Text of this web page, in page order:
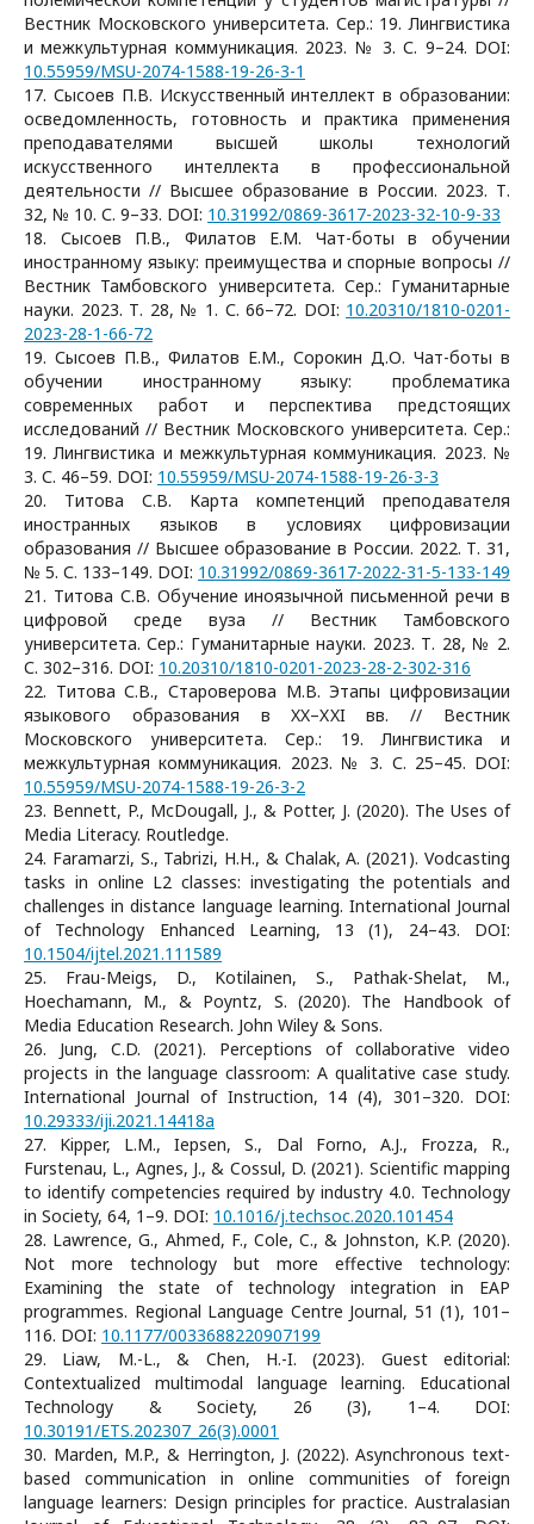
Вестник Московского университета. Сер.: 19. Лингвистика
и межкультурная коммуникация. 2023. № 3. С. 9–24. DOI:
10.55959/MSU-2074-1588-19-26-3-1
17. Сысоев П.В. Искусственный интеллект в образовании:
осведомленность, готовность и практика применения
преподавателями высшей школы технологий
искусственного интеллекта в профессиональной
деятельности // Высшее образование в России. 2023. Т.
32, № 10. С. 9–33. DOI: 10.31992/0869-3617-2023-32-10-9-33
18. Сысоев П.В., Филатов Е.М. Чат-боты в обучении
иностранному языку: преимущества и спорные вопросы //
Вестник Тамбовского университета. Сер.: Гуманитарные
науки. 2023. Т. 28, № 1. С. 66–72. DOI: 10.20310/1810-0201-
2023-28-1-66-72
19. Сысоев П.В., Филатов Е.М., Сорокин Д.О. Чат-боты в
обучении иностранному языку: проблематика
современных работ и перспектива предстоящих
исследований // Вестник Московского университета. Сер.:
19. Лингвистика и межкультурная коммуникация. 2023. №
3. С. 46–59. DOI: 10.55959/MSU-2074-1588-19-26-3-3
20. Титова С.В. Карта компетенций преподавателя
иностранных языков в условиях цифровизации
образования // Высшее образование в России. 2022. Т. 31,
№ 5. С. 133–149. DOI: 10.31992/0869-3617-2022-31-5-133-149
21. Титова С.В. Обучение иноязычной письменной речи в
цифровой среде вуза // Вестник Тамбовского
университета. Сер.: Гуманитарные науки. 2023. Т. 28, № 2.
С. 302–316. DOI: 10.20310/1810-0201-2023-28-2-302-316
22. Титова С.В., Староверова М.В. Этапы цифровизации
языкового образования в XX–XXI вв. // Вестник
Московского университета. Сер.: 19. Лингвистика и
межкультурная коммуникация. 2023. № 3. С. 25–45. DOI:
10.55959/MSU-2074-1588-19-26-3-2
23. Bennett, P., McDougall, J., & Potter, J. (2020). The Uses of
Media Literacy. Routledge.
24. Faramarzi, S., Tabrizi, H.H., & Chalak, A. (2021). Vodcasting
tasks in online L2 classes: investigating the potentials and
challenges in distance language learning. International Journal
of Technology Enhanced Learning, 13 (1), 24–43. DOI:
10.1504/ijtel.2021.111589
25. Frau-Meigs, D., Kotilainen, S., Pathak-Shelat, M.,
Hoechamann, M., & Poyntz, S. (2020). The Handbook of
Media Education Research. John Wiley & Sons.
26. Jung, C.D. (2021). Perceptions of collaborative video
projects in the language classroom: A qualitative case study.
International Journal of Instruction, 14 (4), 301–320. DOI:
10.29333/iji.2021.14418a
27. Kipper, L.M., Iepsen, S., Dal Forno, A.J., Frozza, R.,
Furstenau, L., Agnes, J., & Cossul, D. (2021). Scientific mapping
to identify competencies required by industry 4.0. Technology
in Society, 64, 1–9. DOI: 10.1016/j.techsoc.2020.101454
28. Lawrence, G., Ahmed, F., Cole, C., & Johnston, K.P. (2020).
Not more technology but more effective technology:
Examining the state of technology integration in EAP
programmes. Regional Language Centre Journal, 51 (1), 101–
116. DOI: 10.1177/0033688220907199
29. Liaw, M.-L., & Chen, H.-I. (2023). Guest editorial:
Contextualized multimodal language learning. Educational
Technology & Society, 26 (3), 1–4. DOI:
10.30191/ETS.202307_26(3).0001
30. Marden, M.P., & Herrington, J. (2022). Asynchronous text-
based communication in online communities of foreign
language learners: Design principles for practice. Australasian